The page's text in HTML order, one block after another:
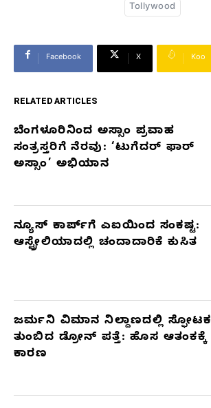
Tollywood
Facebook X Koo
RELATED ARTICLES
RELATED
ARTICLES
ಬೆಂಗಳೂರಿನಿಂದ ಅಸ್ಸಾಂ ಪ್ರವಾಹ
ಸಂತ್ರಸ್ತರಿಗೆ ನೆರವು: ‘ಟುಗೆದರ್ ಫಾರ್
ಅಸ್ಸಾಂ’ ಅಭಿಯಾನ
ನ್ಯೂಸ್ ಕಾರ್ಪ್‌ಗೆ ಎಐಯಿಂದ ಸಂಕಷ್ಟ:
ಆಸ್ಟ್ರೇಲಿಯಾದಲ್ಲಿ ಚಂದಾದಾರಿಕೆ ಕುಸಿತ
ಜರ್ಮನಿ ವಿಮಾನ ನಿಲ್ದಾಣದಲ್ಲಿ ಸ್ಫೋಟಕ
ತುಂಬಿದ ಡ್ರೋನ್ ಪತ್ತೆ: ಹೊಸ ಆತಂಕಕ್ಕೆ
ಕಾರಣ